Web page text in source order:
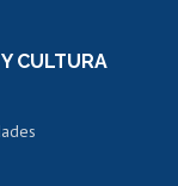
interna
CULTURA